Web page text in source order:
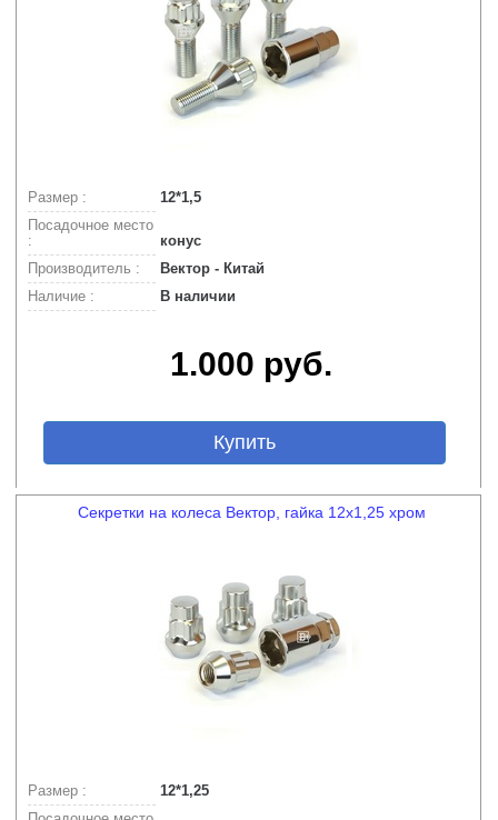
Размер :
12*1,5
Посадочное место
:
конус
Производитель :
Вектор - Китай
Наличие :
В наличии
1.000 руб.
Купить
Секретки на колеса Вектор, гайка 12х1,25 хром
Размер :
12*1,25